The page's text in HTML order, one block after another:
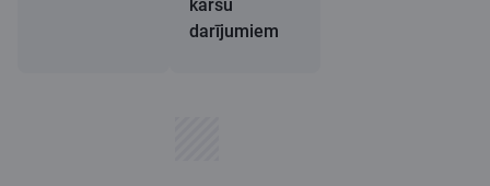
karšu
darījumiem